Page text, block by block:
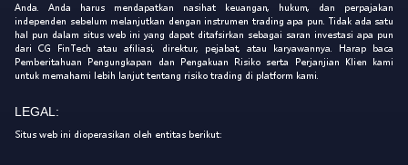
Anda. Anda harus mendapatkan nasihat keuangan, hukum, dan perpajakan
independen sebelum melanjutkan dengan instrumen trading apa pun. Tidak ada satu
hal pun dalam situs web ini yang dapat ditafsirkan sebagai saran investasi apa pun
dari CG FinTech atau afiliasi, direktur, pejabat, atau karyawannya. Harap baca
Pemberitahuan Pengungkapan dan Pengakuan Risiko serta Perjanjian Klien kami
untuk memahami lebih lanjut tentang risiko trading di platform kami.
LEGAL:
Situs web ini dioperasikan oleh entitas berikut: